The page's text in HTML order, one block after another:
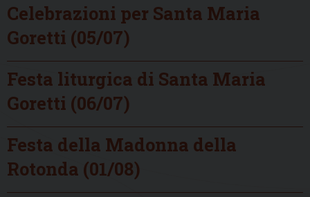
Celebrazioni per Santa Maria
Goretti (05/07)
Festa liturgica di Santa Maria
Goretti (06/07)
Festa della Madonna della
Rotonda (01/08)